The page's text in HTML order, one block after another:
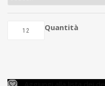
Quantità